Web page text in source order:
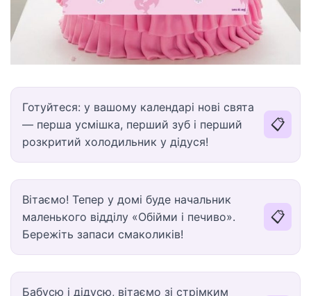
Готуйтеся: у вашому календарі нові свята
— перша усмішка, перший зуб і перший
розкритий холодильник у дідуся!
📋
Вітаємо! Тепер у домі буде начальник
маленького відділу «Обійми і печиво».
Бережіть запаси смаколиків!
📋
Бабусю і дідусю, вітаємо зі стрімким